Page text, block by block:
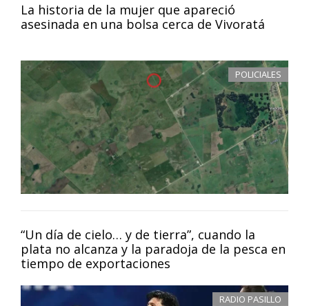
La historia de la mujer que apareció
asesinada en una bolsa cerca de Vivoratá
POLICIALES
“Un día de cielo… y de tierra”, cuando la
plata no alcanza y la paradoja de la pesca en
tiempo de exportaciones
RADIO PASILLO